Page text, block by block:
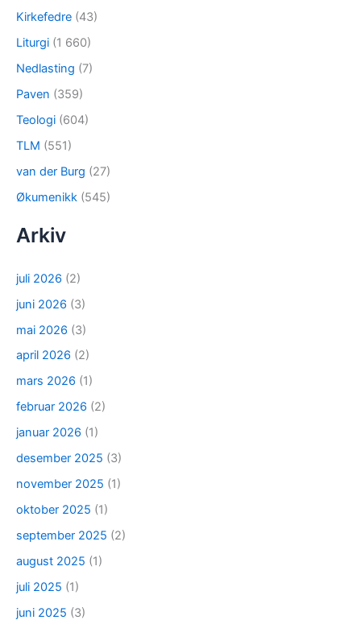
Kirkefedre (43)
Liturgi (1 660)
Nedlasting (7)
Paven (359)
Teologi (604)
TLM (551)
van der Burg (27)
Økumenikk (545)
Arkiv
juli 2026 (2)
juni 2026 (3)
mai 2026 (3)
april 2026 (2)
mars 2026 (1)
februar 2026 (2)
januar 2026 (1)
desember 2025 (3)
november 2025 (1)
oktober 2025 (1)
september 2025 (2)
august 2025 (1)
juli 2025 (1)
juni 2025 (3)